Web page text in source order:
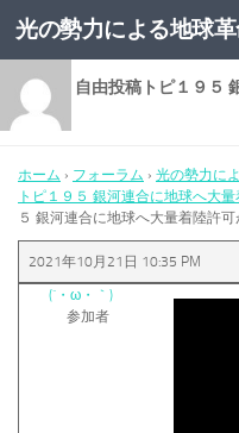
コンテンツへスキップ
光の勢力による地球
返信先: 自由投稿トピ１９５
る!
ホーム › フォーラム › 光の勢力に
トピ１９５ 銀河連合に地球へ大
５ 銀河連合に地球へ大量着陸許可
2021年10月21日 10:35 PM
(´・ω・｀)
参加者